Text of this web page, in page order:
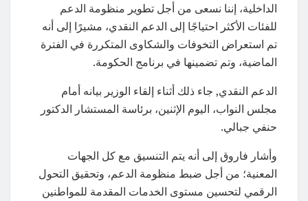
الداخلية، إننا نسعى من أجل تطوير منظومة الدعم
للفئات الأكثر احتياجًا إلى الدعم النقدي، مشيرًا إلى أنه
تم استعراض التخوفات والشكاوى المتكررة في الفترة
الماضية، وتم تضمينها في برنامج الحكومة.
الدعم النقدي, جاء ذلك أثناء إلقاء الوزير بيانه أمام
مجلس النواب، اليوم الإثنين، برئاسة المستشار الدكتور
حنفي جبالي.
وأشار فاروق إلى أنه يتم التنسيق مع كل الجهات
المعنية؛ من أجل ضبط منظومة الدعم، وتحقيق التحول
الرقمي لتحسين مستوى الخدمات المقدمة للمواطنين